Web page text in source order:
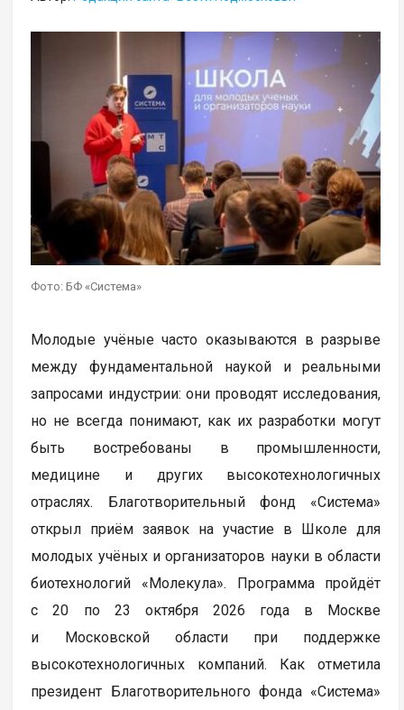
Фото: БФ «Система»
Молодые учёные часто оказываются в разрыве
между фундаментальной наукой и реальными
запросами индустрии: они проводят исследования,
но не всегда понимают, как их разработки могут
быть востребованы в промышленности,
медицине и других высокотехнологичных
отраслях. Благотворительный фонд «Система»
открыл приём заявок на участие в Школе для
молодых учёных и организаторов науки в области
биотехнологий «Молекула». Программа пройдёт
с 20 по 23 октября 2026 года в Москве
и Московской области при поддержке
высокотехнологичных компаний. Как отметила
президент Благотворительного фонда «Система»